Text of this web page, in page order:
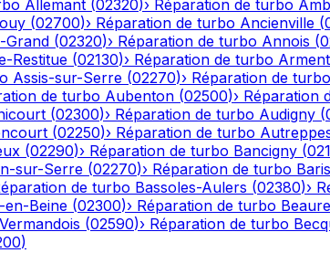
Allemant (02320)› Réparation de turbo
(02700)› Réparation de turbo Ancienville (
Grand (02320)› Réparation de turbo Annois (
Restitue (02130)› Réparation de turbo
Assis-sur-Serre (02270)› Réparation de turbo
de turbo Aubenton (02500)› Réparation
(02300)› Réparation de turbo Audigny (
(02250)› Réparation de turbo
(02290)› Réparation de turbo Bancigny (
sur-Serre (02270)› Réparation de turbo
de turbo Bassoles-Aulers (02380)›
en-Beine (02300)› Réparation de turbo
(02590)› Réparation de turbo
)